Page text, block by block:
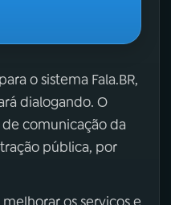
o sistema Fala.BR,
dialogando. O
de comunicação da
pública, por